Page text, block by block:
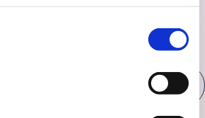
gemeente. Het is afhankelijk van de
kan worden toegekend.